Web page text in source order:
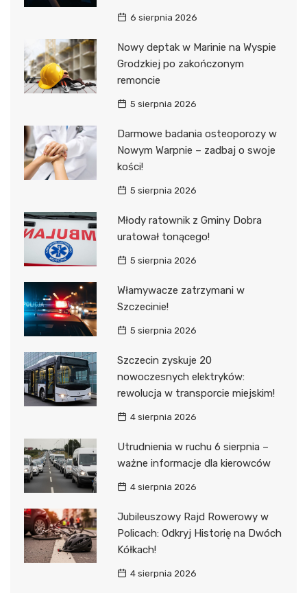
6 sierpnia 2026
Nowy deptak w Marinie na Wyspie
Grodzkiej po zakończonym
remoncie
5 sierpnia 2026
Darmowe badania osteoporozy w
Nowym Warpnie – zadbaj o swoje
kości!
5 sierpnia 2026
Młody ratownik z Gminy Dobra
uratował tonącego!
5 sierpnia 2026
Włamywacze zatrzymani w
Szczecinie!
5 sierpnia 2026
Szczecin zyskuje 20
nowoczesnych elektryków:
rewolucja w transporcie miejskim!
4 sierpnia 2026
Utrudnienia w ruchu 6 sierpnia –
ważne informacje dla kierowców
4 sierpnia 2026
Jubileuszowy Rajd Rowerowy w
Policach: Odkryj Historię na Dwóch
Kółkach!
4 sierpnia 2026